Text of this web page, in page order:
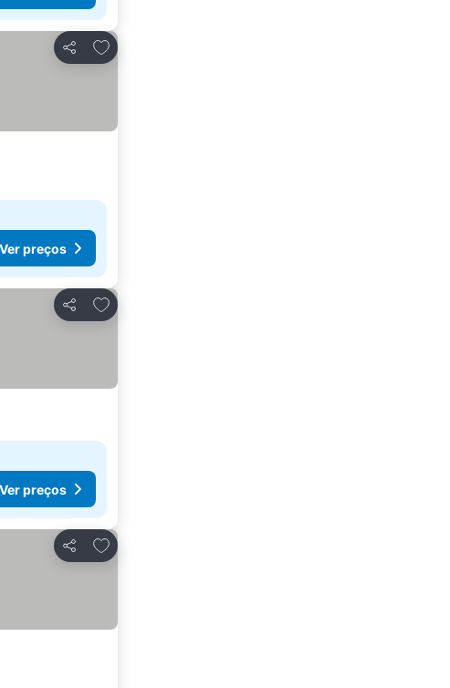
Partilhar
Adicionar aos favoritos
Ver preços
Partilhar
Adicionar aos favoritos
Ver preços
Partilhar
Adicionar aos favoritos